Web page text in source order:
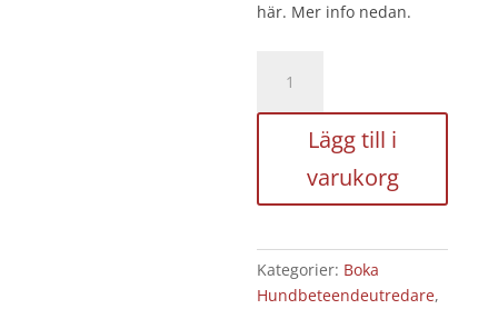
här. Mer info nedan.
2
träningsträffar
Lägg till i
varukorg
Kategorier: Boka
Hundbeteendeutredare,